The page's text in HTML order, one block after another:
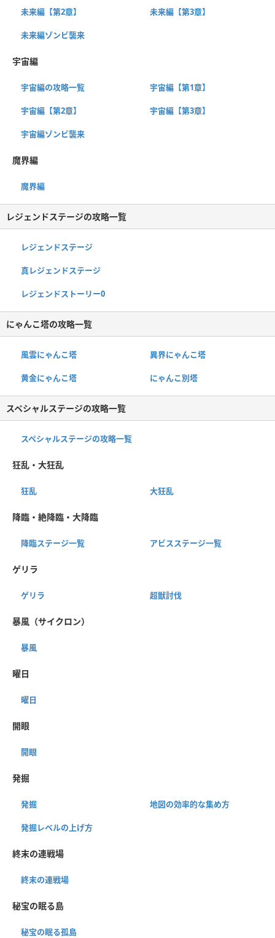
未来編【第2章】 未来編【第3章】
未来編ゾンビ襲来
宇宙編
宇宙編の攻略一覧 宇宙編【第1章】
宇宙編【第2章】 宇宙編【第3章】
宇宙編ゾンビ襲来
魔界編
魔界編
レジェンドステージの攻略一覧
レジェンドステージ
真レジェンドステージ
レジェンドストーリー0
にゃんこ塔の攻略一覧
風雲にゃんこ塔 異界にゃんこ塔
黄金にゃんこ塔 にゃんこ別塔
スペシャルステージの攻略一覧
スペシャルステージの攻略一覧
狂乱・大狂乱
狂乱 大狂乱
降臨・絶降臨・大降臨
降臨ステージ一覧 アビスステージ一覧
ゲリラ
ゲリラ 超獣討伐
暴風（サイクロン）
暴風
曜日
曜日
開眼
開眼
発掘
発掘 地図の効率的な集め方
発掘レベルの上げ方
終末の連戦場
終末の連戦場
秘宝の眠る島
秘宝の眠る孤島